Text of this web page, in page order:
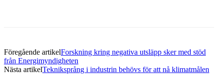
Föregående artikelForskning kring negativa utsläpp sker med stöd
från Energimyndigheten
Nästa artikelTekniksprång i industrin behövs för att nå klimatmålen